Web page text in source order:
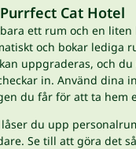
Cat Hotel
ett rum och en liten
och bokar lediga
uppgraderas, och
in. Använd dina
du får för att ta hem
du upp
Se till att göra det